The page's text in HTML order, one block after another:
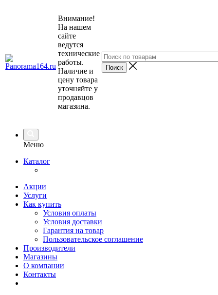
Внимание!
На нашем
сайте
ведутся
технические
работы.
Наличие и
цену товара
уточняйте у
продавцов
магазина.
Меню
Каталог
Акции
Услуги
Как купить
Условия оплаты
Условия доставки
Гарантия на товар
Пользовательское соглашение
Производители
Магазины
О компании
Контакты